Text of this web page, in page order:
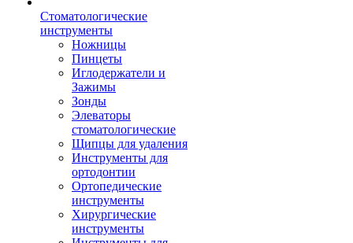
Стоматологические
инструменты
Ножницы
Пинцеты
Иглодержатели и
Зажимы
Зонды
Элеваторы
стоматологические
Щипцы для удаления
Инструменты для
ортодонтии
Ортопедические
инструменты
Хирургические
инструменты